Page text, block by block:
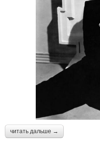
читать дальше →